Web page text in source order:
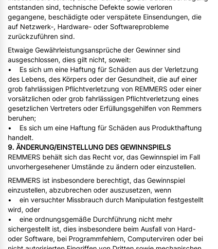
entstanden sind, technische Defekte sowie verloren
gegangene, beschädigte oder verspätete Einsendungen, die
auf Netzwerk-, Hardware- oder Softwareprobleme
zurückzuführen sind.
Etwaige Gewährleistungsansprüche der Gewinner sind
ausgeschlossen, dies gilt nicht, soweit:
• Es sich um eine Haftung für Schäden aus der Verletzung
des Lebens, des Körpers oder der Gesundheit, die auf einer
grob fahrlässigen Pflichtverletzung von REMMERS oder einer
vorsätzlichen oder grob fahrlässigen Pflichtverletzung eines
gesetzlichen Vertreters oder Erfüllungsgehilfen von Remmers
beruhen;
• Es sich um eine Haftung für Schäden aus Produkthaftung
handelt.
9. ÄNDERUNG/EINSTELLUNG DES GEWINNSPIELS
REMMERS behält sich das Recht vor, das Gewinnspiel im Fall
unvorhergesehener Umstände zu ändern oder einzustellen.
REMMERS ist insbesondere berechtigt, das Gewinnspiel
einzustellen, abzubrechen oder auszusetzen, wenn
• ein versuchter Missbrauch durch Manipulation festgestellt
wird, oder
• eine ordnungsgemäße Durchführung nicht mehr
sichergestellt ist, dies insbesondere beim Ausfall von Hard-
oder Software, bei Programmfehlern, Computerviren oder bei